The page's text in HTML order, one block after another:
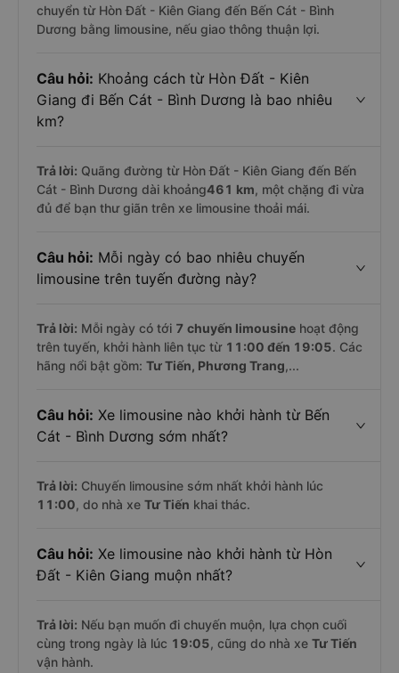
chuyển từ Hòn Đất - Kiên Giang đến Bến Cát - Bình
Dương bằng limousine, nếu giao thông thuận lợi.
Câu hỏi: Khoảng cách từ Hòn Đất - Kiên
Giang đi Bến Cát - Bình Dương là bao nhiêu
km?
Trả lời: Quãng đường từ Hòn Đất - Kiên Giang đến Bến
Cát - Bình Dương dài khoảng461 km, một chặng đi vừa
đủ để bạn thư giãn trên xe limousine thoải mái.
Câu hỏi: Mỗi ngày có bao nhiêu chuyến
limousine trên tuyến đường này?
Trả lời: Mỗi ngày có tới 7 chuyến limousine hoạt động
trên tuyến, khởi hành liên tục từ 11:00 đến 19:05. Các
hãng nổi bật gồm: Tư Tiến, Phương Trang,...
Câu hỏi: Xe limousine nào khởi hành từ Bến
Cát - Bình Dương sớm nhất?
Trả lời: Chuyến limousine sớm nhất khởi hành lúc
11:00, do nhà xe Tư Tiến khai thác.
Câu hỏi: Xe limousine nào khởi hành từ Hòn
Đất - Kiên Giang muộn nhất?
Trả lời: Nếu bạn muốn đi chuyến muộn, lựa chọn cuối
cùng trong ngày là lúc 19:05, cũng do nhà xe Tư Tiến
vận hành.